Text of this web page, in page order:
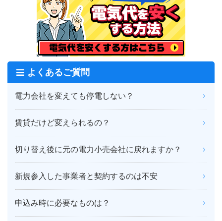
よくあるご質問
電力会社を変えても停電しない？
賃貸だけど変えられるの？
切り替え後に元の電力小売会社に戻れますか？
新規参入した事業者と契約するのは不安
申込み時に必要なものは？